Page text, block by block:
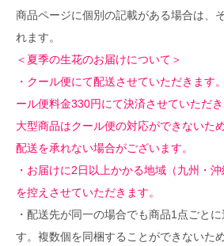
商品ページに個別の記載がある場合は、
れます。
＜夏季の生花のお届けについて＞
・クール便にて配送させていただきます
ール便料金330円にて決済させていただき
大型商品はクール便の対応ができないた
配送を承れない場合がございます。
・お届けに2日以上かかる地域（九州・
を控えさせていただきます。
・配送先が同一の場合でも商品1点ごと
す。複数個を同梱することができないた